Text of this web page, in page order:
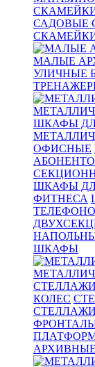
САДОВЫЕ
МАЛЫЕ
УЛИЧНЫЕ
ШКАФЫ
ОФИСНЫЕ
ШКАФЫ
ФИТНЕСА
ШКАФЫ
КОЛЕС